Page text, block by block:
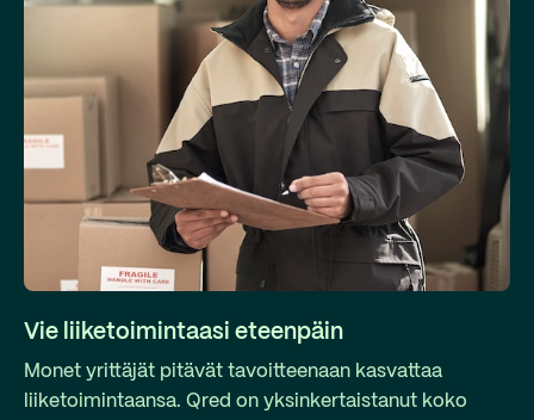
Vie liiketoimintaasi eteenpäin
Monet yrittäjät pitävät tavoitteenaan kasvattaa
liiketoimintaansa. Qred on yksinkertaistanut koko